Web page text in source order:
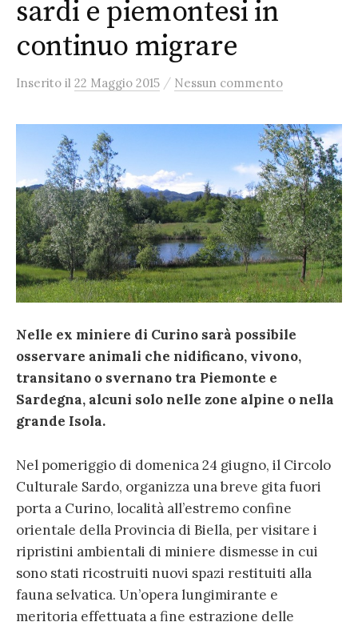
sardi e piemontesi in
continuo migrare
Inserito il 22 Maggio 2015 / Nessun commento
Nelle ex miniere di Curino sarà possibile
osservare animali che nidificano, vivono,
transitano o svernano tra Piemonte e
Sardegna, alcuni solo nelle zone alpine o nella
grande Isola.
Nel pomeriggio di domenica 24 giugno, il Circolo
Culturale Sardo, organizza una breve gita fuori
porta a Curino, località all’estremo confine
orientale della Provincia di Biella, per visitare i
ripristini ambientali di miniere dismesse in cui
sono stati ricostruiti nuovi spazi restituiti alla
fauna selvatica. Un’opera lungimirante e
meritoria effettuata a fine estrazione delle